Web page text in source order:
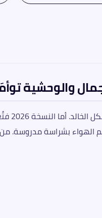
2026 فتُعيد تعريفه بقوة: محرك
مدروسة. من الصفر إلى 100 كم/س في